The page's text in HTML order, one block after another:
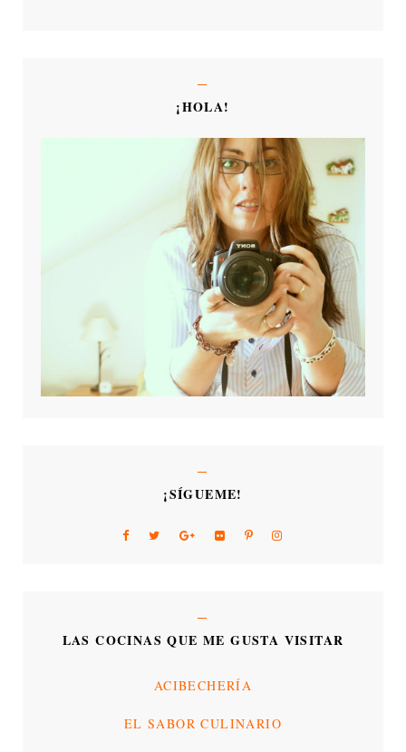
¡HOLA!
¡SÍGUEME!
LAS COCINAS QUE ME GUSTA VISITAR
ACIBECHERÍA
EL SABOR CULINARIO